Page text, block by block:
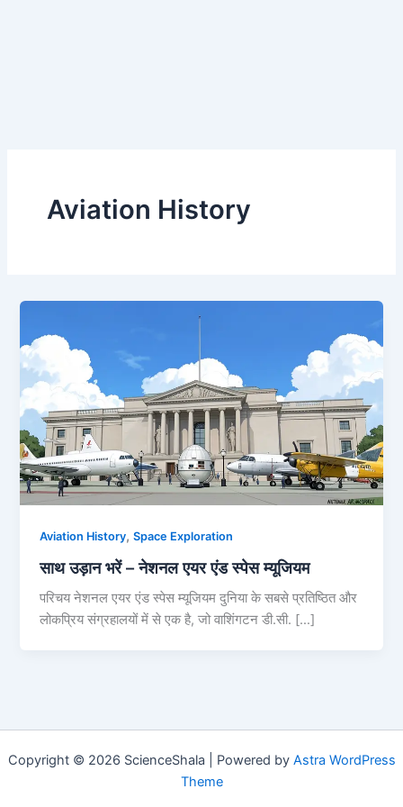
Aviation History
Aviation History,Space Exploration
साथ उड़ान भरें – नेशनल एयर एंड स्पेस म्यूजियम
परिचय नेशनल एयर एंड स्पेस म्यूजियम दुनिया के सबसे प्रतिष्ठित और
लोकप्रिय संग्रहालयों में से एक है, जो वाशिंगटन डी.सी. […]
Copyright © 2026 ScienceShala | Powered by Astra WordPress
Theme